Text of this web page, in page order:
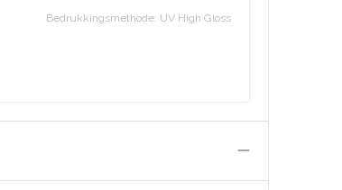
Bedrukkingsmethode: UV High Gloss